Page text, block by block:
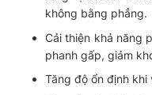
không bằng phẳng.
Cải thiện khả năng
phanh gấp, giảm
Tăng độ ổn định khi